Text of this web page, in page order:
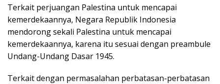
Terkait perjuangan Palestina untuk mencapai
kemerdekaannya, Negara Republik Indonesia
mendorong sekali Palestina untuk mencapai
kemerdekaannya, karena itu sesuai dengan preambule
Undang-Undang Dasar 1945.
Terkait dengan permasalahan perbatasan-perbatasan